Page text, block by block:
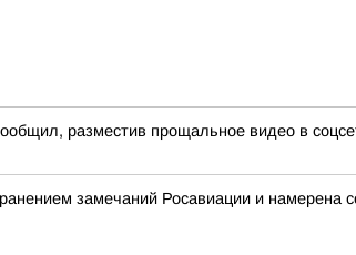
разместив прощальное видео в
замечаний Росавиации и